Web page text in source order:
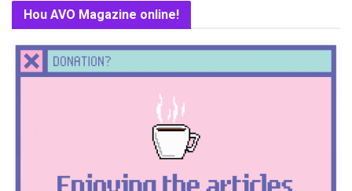
Hou AVO Magazine online!